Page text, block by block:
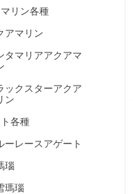
リン各種
アマリン
タマリアアクアマ
ックスターアクア
ン
各種
ーレースアゲート
瑙
瑪瑙